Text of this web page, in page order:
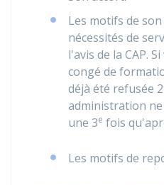
Les motifs de
nécessités de
l'avis de la CAP.
congé de
déjà été refusée
administration
une 3e fois
Les motifs de